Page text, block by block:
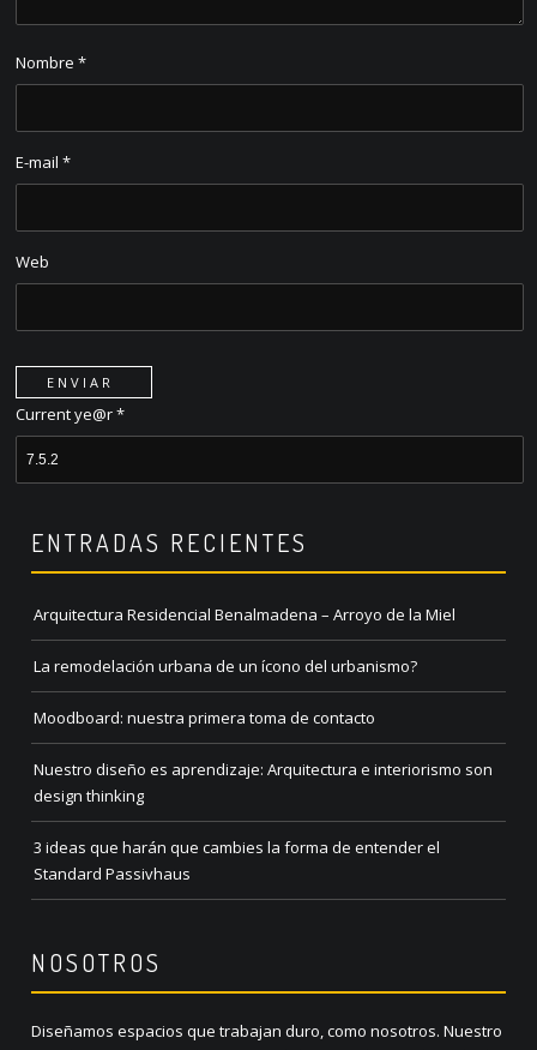
Nombre*
E-mail*
Web
Current ye@r*
ENTRADAS RECIENTES
Arquitectura Residencial Benalmadena – Arroyo de la Miel
La remodelación urbana de un ícono del urbanismo?
Moodboard: nuestra primera toma de contacto
Nuestro diseño es aprendizaje: Arquitectura e interiorismo son
design thinking
3 ideas que harán que cambies la forma de entender el
Standard Passivhaus
NOSOTROS
Diseñamos espacios que trabajan duro, como nosotros. Nuestro